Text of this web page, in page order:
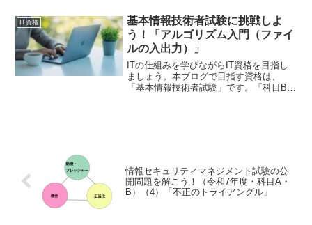
である。科目A試験サンプル問題 「イン
タプリタ」問16 イ...
IT資格
基本情報技術者試験に挑戦しよ
う！「アルゴリズム入門（ファイ
ルの入出力）」
ITの仕組みを学びながらIT資格を目指し
ましょう。本ブログで目指す資格は、
「基本情報技術者試験」です。「科目B」
情報セキュリティマネジメント試験の公
開問題を解こう！（令和7年度・科目A・
B）（4）「不正のトライアングル」